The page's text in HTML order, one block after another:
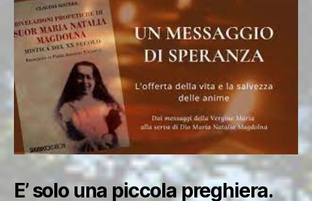
E’ solo una piccola preghiera.